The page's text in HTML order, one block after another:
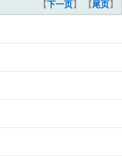
【下一页】 【尾页】